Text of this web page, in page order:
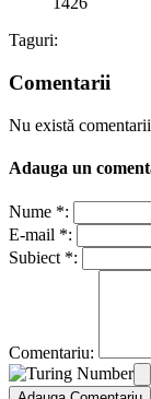
Taguri:
Comentarii
Nu există
Adauga un
Nume *:
E-mail *:
Subiect *:
Comentariu: